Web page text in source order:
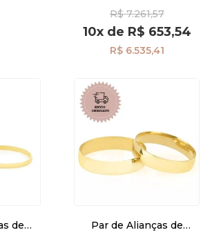
Anatômica com Diamante
ta39ad
R$ 7.261,57
10xde R$ 653,54
R$ 6.535,41
de
Par de Alianças de